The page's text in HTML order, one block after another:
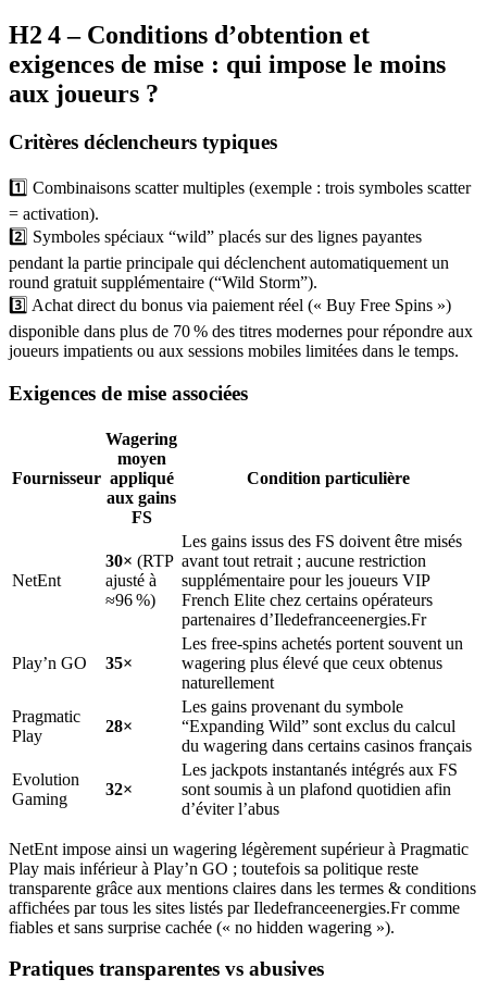
H2 4 – Conditions d’obtention et
exigences de mise : qui impose le moins
aux joueurs ?
Critères déclencheurs typiques
1️⃣ Combinaisons scatter multiples (exemple : trois symboles scatter
= activation).
2️⃣ Symboles spéciaux “wild” placés sur des lignes payantes
pendant la partie principale qui déclenchent automatiquement un
round gratuit supplémentaire (“Wild Storm”).
3️⃣ Achat direct du bonus via paiement réel (« Buy Free Spins »)
disponible dans plus de 70 % des titres modernes pour répondre aux
joueurs impatients ou aux sessions mobiles limitées dans le temps.
Exigences de mise associées
Fournisseur
Wagering
moyen
appliqué
aux gains
FS
Condition particulière
NetEnt
30× (RTP
ajusté à
≈96 %)
Les gains issus des FS doivent être misés
avant tout retrait ; aucune restriction
supplémentaire pour les joueurs VIP
French Elite chez certains opérateurs
partenaires d’Iledefranceenergies.Fr
Play’n GO 35×
Les free‑spins achetés portent souvent un
wagering plus élevé que ceux obtenus
naturellement
Pragmatic
Play
28×
Les gains provenant du symbole
“Expanding Wild” sont exclus du calcul
du wagering dans certains casinos français
Evolution
Gaming
32×
Les jackpots instantanés intégrés aux FS
sont soumis à un plafond quotidien afin
d’éviter l’abus
NetEnt impose ainsi un wagering légèrement supérieur à Pragmatic
Play mais inférieur à Play’n GO ; toutefois sa politique reste
transparente grâce aux mentions claires dans les termes & conditions
affichées par tous les sites listés par Iledefranceenergies.Fr comme
fiables et sans surprise cachée (« no hidden wagering »).
Pratiques transparentes vs abusives